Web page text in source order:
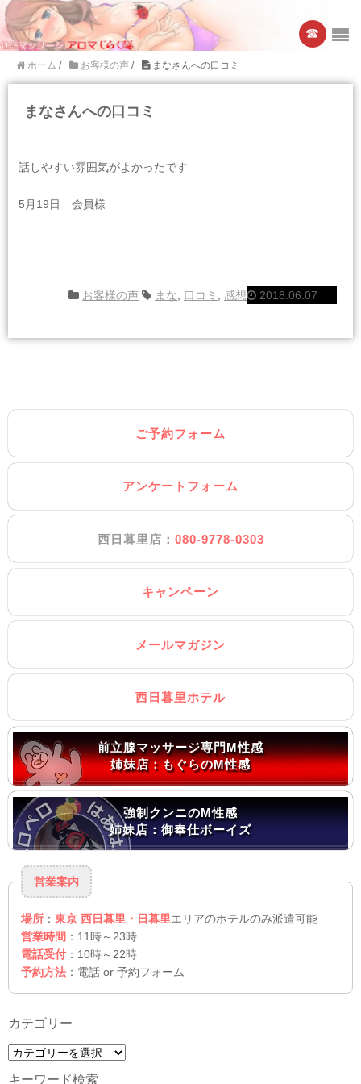
☎︎
ホーム / お客様の声 / まなさんへの口コミ
まなさんへの口コミ
話しやすい雰囲気がよかったです
5月19日 会員様
2018.06.07
お客様の声 まな 口コミ 感想
ご予約フォーム
アンケートフォーム
西日暮里店： 080-9778-0303
キャンペーン
メールマガジン
西日暮里ホテル
前立腺マッサージ専門M性感
姉妹店：もぐらのM性感
強制クンニのM性感
姉妹店：御奉仕ボーイズ
営業案内
場所 ： 東京 西日暮里・日暮里エリアのホテルのみ派遣可能
営業時間 ：11時～23時
電話受付 ：10時～22時
予約方法 ：電話 or 予約フォーム
カテゴリー
カ
キーワード検索